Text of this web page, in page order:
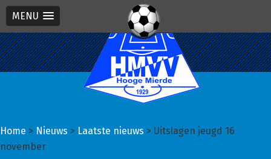
MENU
Spring
naar
de
Door
naar
de
Spring
naar
de
Home > Nieuws > Laatste nieuws > Uitslagen jeugd 16
november